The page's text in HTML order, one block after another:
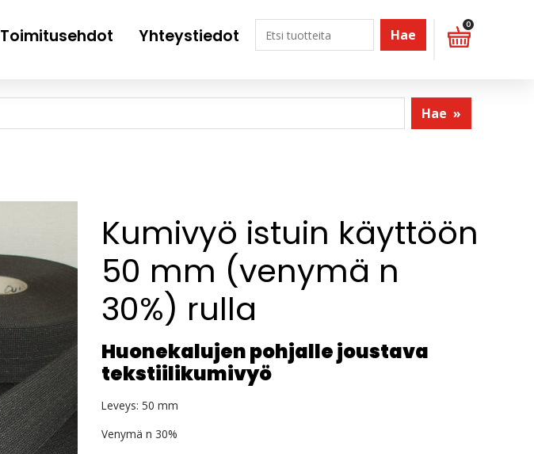
Toimitusehdot Yhteystiedot Hae
0
Hae »
Kumivyö istuin käyttöön
50 mm (venymä n
30%) rulla
Huonekalujen pohjalle joustava
tekstiilikumivyö
Leveys: 50 mm
Venymä n 30%